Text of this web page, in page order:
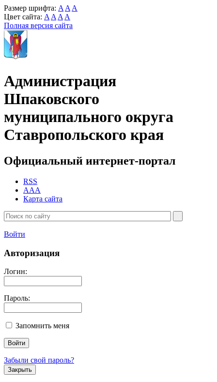
Размер шрифта: A A A
Цвет сайта: A A A A
Полная версия сайта
Администрация
Шпаковского
муниципального округа
Ставропольского края
Официальный интернет-портал
RSS
AAA
Карта сайта
Войти
Авторизация
Логин:
Пароль:
Запомнить меня
Забыли свой пароль?
Закрыть